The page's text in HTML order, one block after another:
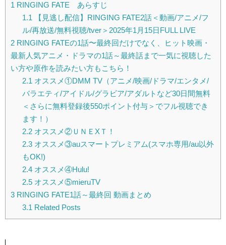
1 RINGING FATE あらすじ
1.1 【見逃し配信】RINGING FATE2話＜動画/アニメ/フ
ル/再放送/無料視聴/tver＞2025年1月15日FULL LIVE
2 RINGING FATEの1話〜最終回だけでなく、ヒット映画・
最新人気アニメ・ドラマの1話～最終話まで一気に視聴した
い方や原作を読みたい方もこちら！
2.1 オススメ①DMM TV（アニメ/映画/ドラマ/エンタメ/
バラエティ/アイドル/グラビア/アダルトなど30日間無料
＜さらに無料登録後550ポイント付与＞でフル視聴でき
ます！）
2.2オススメ②ＵＮＥXＴ！
2.3オススメ③auスマートプレミアム(スマホ専用/au以外
もOK!)
2.4オススメ④Hulu!
2.5オススメ⑤mieruTV
3 RINGING FATE1話～最終回 動画まとめ
3.1 Related Posts